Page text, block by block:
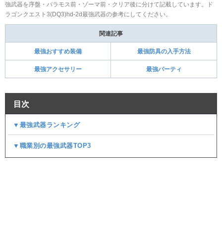
強武器を序盤・バラモス前・ゾーマ前・クリア後に分けて記載しています。ド
ラゴンクエスト3(DQ3)hd-2d最強武器の参考にしてください。
関連記事
最強おすすめ装備 最強防具の入手方法
最強アクセサリー 最強パーティ
目次
▼最強武器ランキング
▼職業別の最強武器TOP3